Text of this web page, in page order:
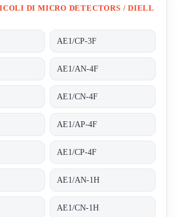
DI MICRO DETECTORS / DIELL
AE1/CP-3F
AE1/AN-4F
AE1/CN-4F
AE1/AP-4F
AE1/CP-4F
AE1/AN-1H
AE1/CN-1H